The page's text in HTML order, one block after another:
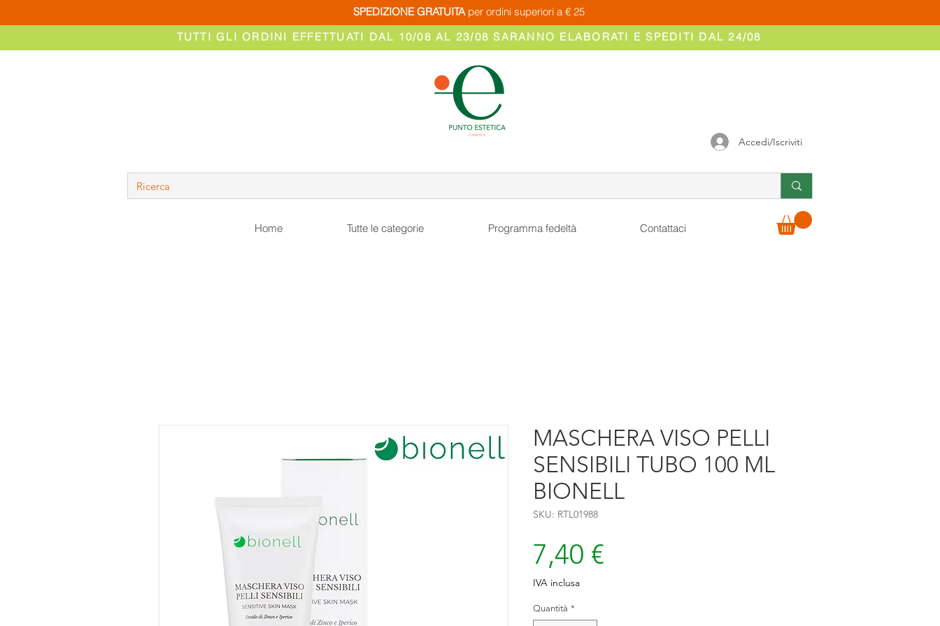
SPEDIZIONE GRATUITAper ordini superiori a € 25
TUTTI GLI ORDINI EFFETTUATI DAL 10/08 AL 23/08 SARANNO ELABORATI E SPEDITI DAL 24/08
Accedi/Iscriviti
Home Tutte le categorie Programma fedeltà Contattaci
MASCHERA VISO PELLI
SENSIBILI TUBO 100 ML
BIONELL
SKU: RTL01988
7,40 €
IVA inclusa
Quantità *